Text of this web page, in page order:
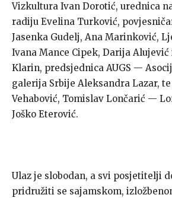
Vizkultura Ivan Dorotić, urednica
radiju Evelina Turković,
Jasenka Gudelj, Ana Marinković,
Ivana Mance Cipek, Darija Alujević
Klarin, predsjednica AUGS —
galerija Srbije Aleksandra Lazar,
Vehabović, Tomislav Lončarić —
Joško Eterović.
Ulaz je slobodan, a svi posjetitelji
pridružiti se sajamskom,